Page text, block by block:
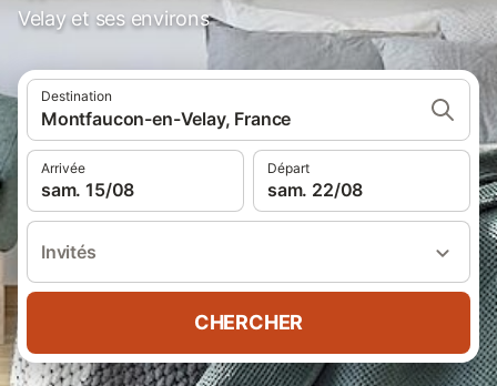
Velay et ses environs
Destination
Montfaucon-en-Velay, France
Arrivée
sam. 15/08
Départ
sam. 22/08
Invités
CHERCHER